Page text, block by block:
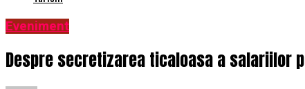
Eveniment
Despre secretizarea ticaloasa a salariilor